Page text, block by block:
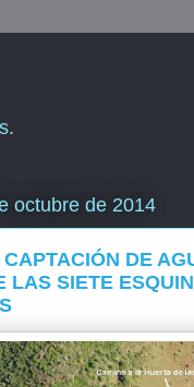
octubre de 2014
DE
LAS SIETE